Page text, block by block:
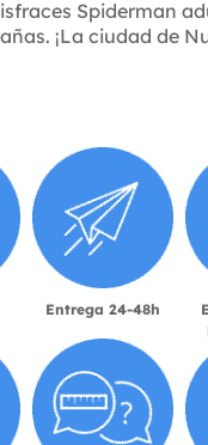
Spiderman
¡La ciudad de
Entrega 24-48h